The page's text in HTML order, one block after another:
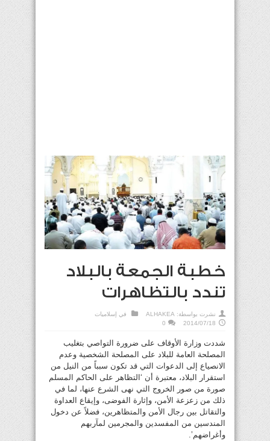
خطبة الجمعة بالبلاد
تندد بالتظاهرات
نشرت بواسطة: ALHAKEA في إسلاميات
2014/07/18
0
شددت وزارة الأوقاف على ضرورة التواصي بتغليب
المصلحة العامة للبلاد على المصلحة الشخصية وعدم
الانصياع إلى الدعوات التي قد تكون سبباً من النيل من
استقرار البلاد، معتبرة أن ‘التظاهر على الحاكم المسلم
صورة من صور الخروج التي نهى الشرع عنها، لما في
ذلك من زعزعة الأمن، وإثارة الفوضى، وإيقاع العداوة
والتقاتل بين رجال الأمن والمتظاهرين، فضلاً عن دخول
المندسين من المفسدين والمجرمين لمآربهم
وأغراضهم’.